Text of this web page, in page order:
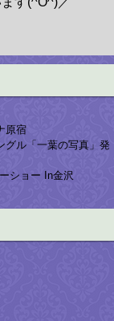
原宿
ル「一葉の写真」発
ショー In金沢